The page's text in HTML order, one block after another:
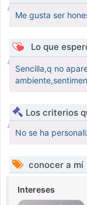
Me gusta ser
Lo que
Sencilla,q no
Los criterios
No se ha
conocer a mí
Intereses